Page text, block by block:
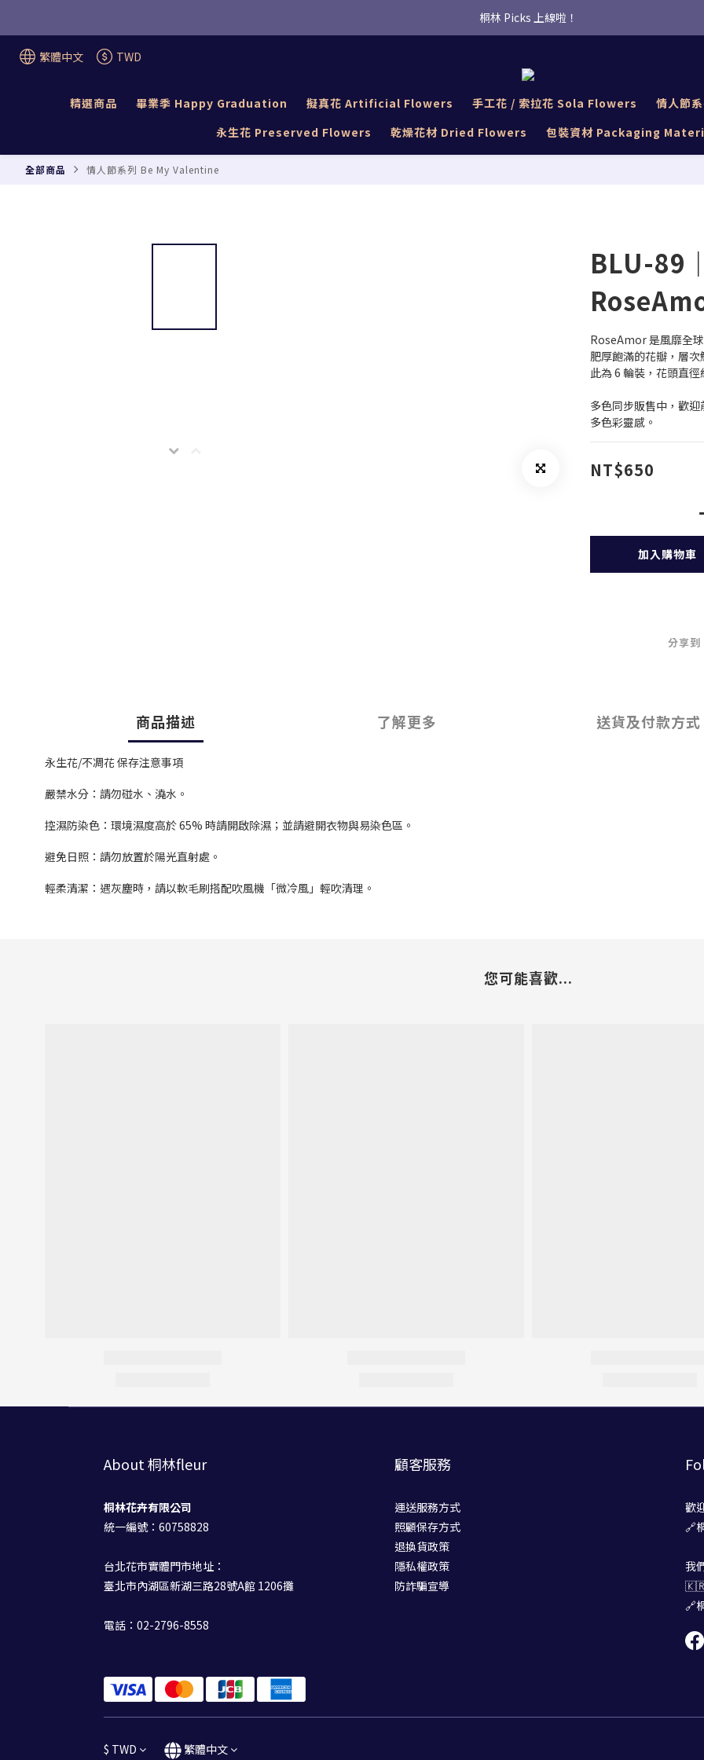
桐林 Picks 上線啦！
桐林 Picks 上線啦！
繁體中文 TWD
精選商品 畢業季 Happy Graduation 擬真花 Artificial Flowers 手工花 / 索拉花 Sola Flowers
情人節
永生花 Preserved Flowers
乾燥花材 Dried Flowers 包裝資材 Packaging
全部商品 情人節系列 Be My Valentine
BLU-89
RoseAmor 是風靡全
肥厚飽滿的花瓣，層
此為 6 輪裝，花頭直
多色同步販售中，歡
多色彩靈感。
NT$650
加入購物車
分享到
商品描述 了解更多 送貨及付款方式
永生花/不凋花 保存注意事項
嚴禁水分：請勿碰水、澆水。
控濕防染色：環境濕度高於 65% 時請開啟除濕；並請避開衣物與易染色區。
避免日照：請勿放置於陽光直射處。
輕柔清潔：遇灰塵時，請以軟毛刷搭配吹風機「微冷風」輕吹清理。
您可能喜歡...
About 桐林fleur
桐林花卉有限公司
統一編號：60758828
台北花市實體門市地址：
臺北市內湖區新湖三路28號A館 1206攤
電話：02-2796-8558
顧客服務
運送服務方式
照顧保存方式
退換貨政策
隱私權政策
防詐騙宣導
歡
🔗
我
🇰🇷
🔗
$ TWD 繁體中文